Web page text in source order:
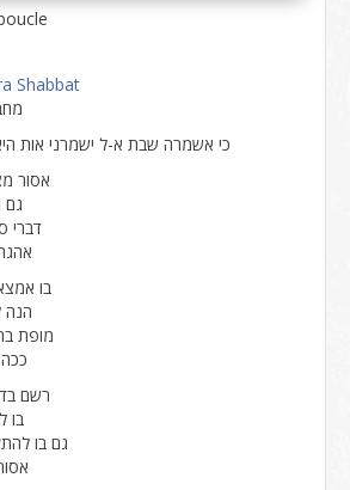
Shabbat
כי אשמרה שבת א-ל ישמרני אות היא
אסור
גם
דברי
בו
הנה
מופת
ככה
רשם
בו
גם בו